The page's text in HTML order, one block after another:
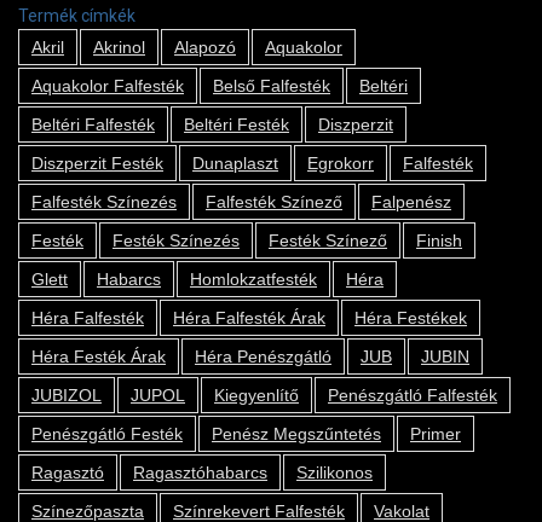
Termék címkék
Akril
Akrinol Alapozó
Aquakolor
Aquakolor Falfesték
Belső Falfesték
Beltéri
Beltéri Falfesték
Beltéri Festék
Diszperzit
Diszperzit Festék
Dunaplaszt Egrokorr
Falfesték
Falfesték Színezés
Falfesték Színező
Falpenész
Festék
Festék Színezés Festék Színező
Finish
Glett
Habarcs Homlokzatfesték
Héra
Héra Falfesték
Héra Falfesték Árak
Héra Festékek
Héra Festék Árak
Héra Penészgátló JUB
JUBIN
JUBIZOL
JUPOL Kiegyenlítő
Penészgátló Falfesték
Penészgátló Festék
Penész Megszűntetés
Primer
Ragasztó
Ragasztóhabarcs
Szilikonos
Színezőpaszta
Színrekevert Falfesték Vakolat